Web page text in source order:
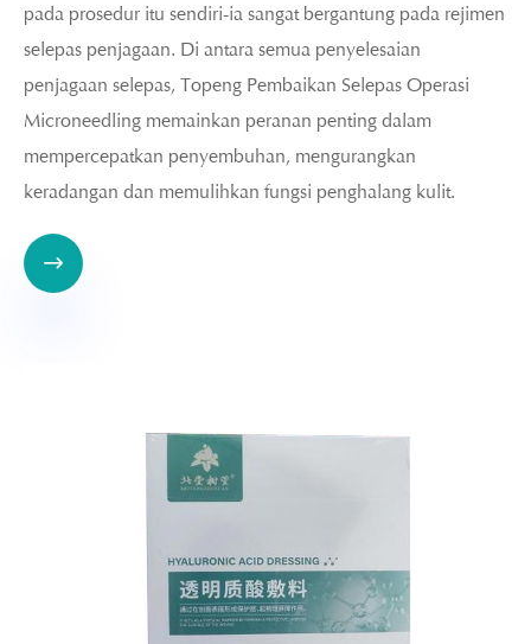
pada prosedur itu sendiri-ia sangat bergantung pada rejimen
selepas penjagaan. Di antara semua penyelesaian
penjagaan selepas, Topeng Pembaikan Selepas Operasi
Microneedling memainkan peranan penting dalam
mempercepatkan penyembuhan, mengurangkan
keradangan dan memulihkan fungsi penghalang kulit.
